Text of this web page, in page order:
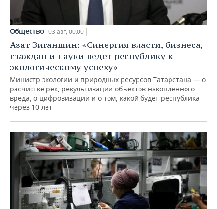
Общество 03 авг, 00:00
Азат Зиганшин: «Синергия власти, бизнеса,
граждан и науки ведет республику к
экологическому успеху»
Министр экологии и природных ресурсов Татарстана — о
расчистке рек, рекультивации объектов накопленного
вреда, о цифровизации и о том, какой будет республика
через 10 лет